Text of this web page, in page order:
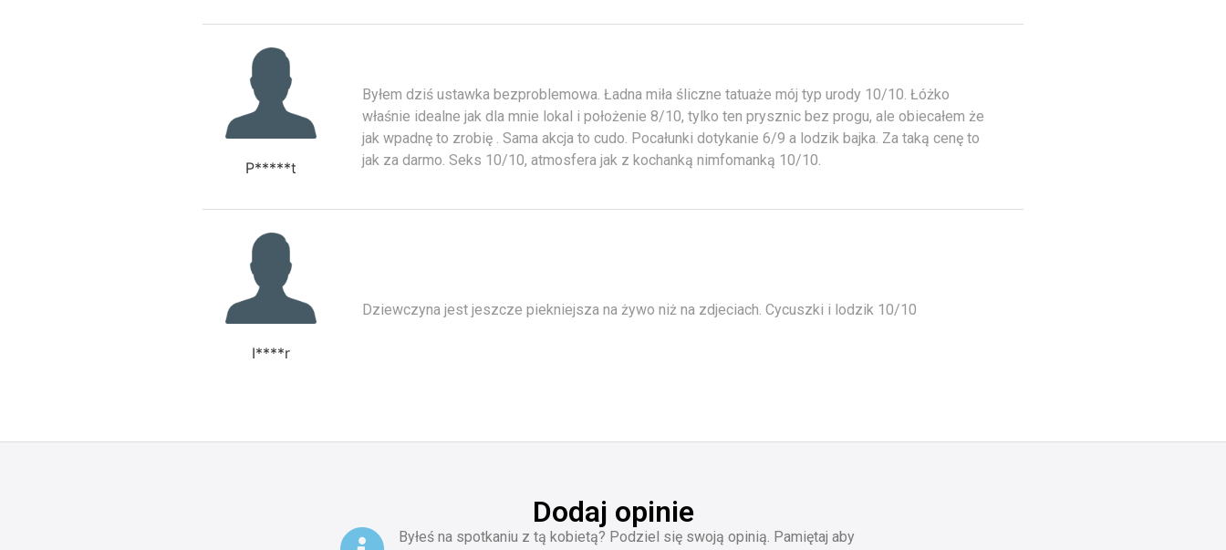
P*****t
Byłem dziś ustawka bezproblemowa. Ładna miła śliczne tatuaże mój typ urody 10/10. Łóżko
właśnie idealne jak dla mnie lokal i położenie 8/10, tylko ten prysznic bez progu, ale obiecałem że
jak wpadnę to zrobię . Sama akcja to cudo. Pocałunki dotykanie 6/9 a lodzik bajka. Za taką cenę to
jak za darmo. Seks 10/10, atmosfera jak z kochanką nimfomanką 10/10.
I****r
Dziewczyna jest jeszcze piekniejsza na żywo niż na zdjeciach. Cycuszki i lodzik 10/10
Dodaj opinie
Byłeś na spotkaniu z tą kobietą? Podziel się swoją opinią. Pamiętaj aby